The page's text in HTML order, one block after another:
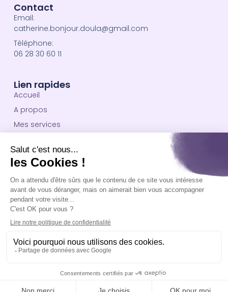
Contact
Email:
catherine.bonjour.doula@gmail.com
Téléphone:
06 28 30 60 11
Lien rapides
Accueil
A propos
Mes services
Contact
Informations utiles
Je vous reçois à mon domicile, à
Besançon.
J’ai des chats
© Catherine Bonjour. Tous droits réservés 2024.
Mentions légales